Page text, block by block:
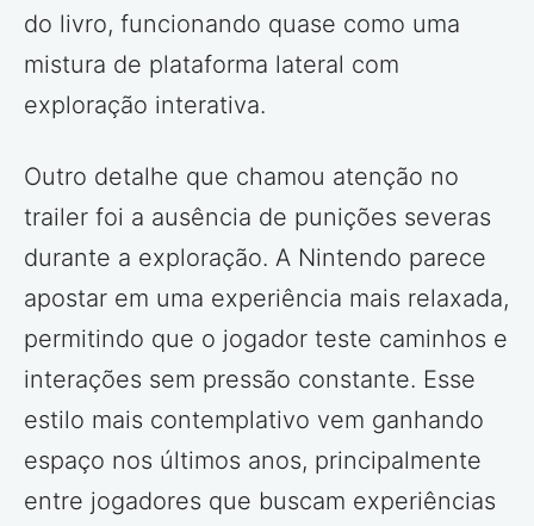
do livro, funcionando quase como uma
mistura de plataforma lateral com
exploração interativa.
Outro detalhe que chamou atenção no
trailer foi a ausência de punições severas
durante a exploração. A Nintendo parece
apostar em uma experiência mais relaxada,
permitindo que o jogador teste caminhos e
interações sem pressão constante. Esse
estilo mais contemplativo vem ganhando
espaço nos últimos anos, principalmente
entre jogadores que buscam experiências